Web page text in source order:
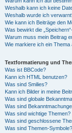
Weshalb kann ich keine
Weshalb wurde ich
Wie kann ich Beiträge den
Was bewirkt die
Warum muss mein Beitrag
Wie markiere ich ein Thema
Textformatierung und
Was ist BBCode?
Kann ich HTML benutzen?
Was sind Smilies?
Kann ich Bilder in meine
Was sind globale
Was sind
Was sind wichtige Themen?
Was sind geschlossene
Was sind Themen-Symbole?